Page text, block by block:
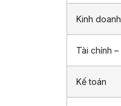
Kinh
Tài chính
Kế toán